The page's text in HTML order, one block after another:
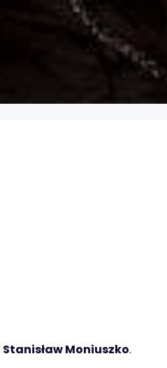
Stanisław Moniuszko.